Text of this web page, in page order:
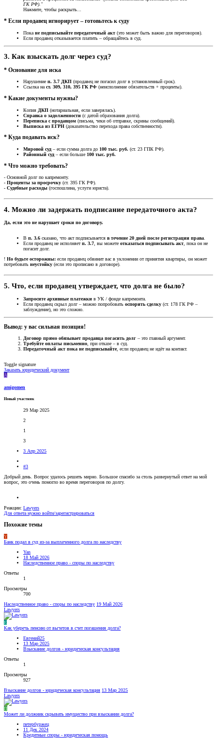
ГК РФ)."
Нажмите, чтобы раскрыть...
* Если продавец игнорирует – готовьтесь к суду
Пока не подписывайте передаточный акт (это может быть важно для переговоров).
Если продавец отказывается платить – обращайтесь в суд.
3. Как взыскать долг через суд?
* Основание для иска
Нарушение п. 3.7 ДКП (продавец не погасил долг в установленный срок).
Ссылка наст. 309, 310, 395 ГК РФ (неисполнение обязательств + проценты).
* Какие документы нужны?
Копия ДКП (нотариальная, если заверялась).
Справка о задолженности (с датой образования долга).
Переписка с продавцом (письма, чеки об отправке, скрины сообщений).
Выписка из ЕГРН (доказательство перехода права собственности).
* Куда подавать иск?
Мировой суд – если сумма долга до 100 тыс. руб. (ст. 23 ГПК РФ).
Районный суд – если больше 100 тыс. руб.
* Что можно требовать?
- Основной долг по капремонту.
- Проценты за просрочку (ст. 395 ГК РФ).
- Судебные расходы (госпошлина, услуги юриста).
4. Можно ли задержать подписание передаточного акта?
Да, если это не нарушает сроки по договору.
В п. 3.6 сказано, что акт подписывается в течение 20 дней после регистрации права.
Если продавец не исполняетп. 3.7, вы можете отказаться подписывать акт, пока он не
погасит долг.
! Но будьте осторожны: если продавец обвинит вас в уклонении от принятия квартиры, он может
потребовать неустойку (если это прописано в договоре).
5. Что, если продавец утверждает, что долга не было?
Запросите архивные платежки в УК / фонде капремонта.
Если продавец скрыл долг – можно попробовать оспорить сделку (ст. 178 ГК РФ –
заблуждение), но это сложно.
Вывод: у вас сильная позиция!
Договор прямо обязывает продавца погасить долг – это главный аргумент.
Требуйте оплаты письменно, при отказе – в суд.
Передаточный акт пока не подписывайте, если продавец не идёт на контакт.
Toggle signature
Заказать юридический документ
A
amigomen
Новый участник
29 Мар 2025
2
1
3
3 Апр 2025
#3
Добрый день. Вопрос удалось решить мирно. Большое спасибо за столь развернутый ответ на мой
вопрос, это очень помогло во время переговоров по долгу.
Реакции: Lawyers
Для ответа нужно войти/зарегистрироваться
Похожие темы
Y
Банк подал в суд из-за выплаченного долга по наследству
Yan
18 Май 2026
Наследственное право - споры по наследству
Ответы
1
Просмотры
700
Наследственное право - споры по наследству 19 Май 2026
Lawyers
Е
Как уберечь пенсию от вычетов в счет погашения долга?
Евгений25
13 Мар 2025
Взыскание долгов - юридическая консультация
Ответы
1
Просмотры
927
Взыскание долгов - юридическая консультация 13 Мар 2025
Lawyers
П
Может ли должник скрывать имущество при взыскании долга?
петербуржец
11 Дек 2024
Кредитные споры - юридическая помощь